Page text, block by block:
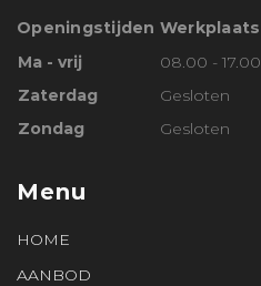
Openingstijden Werkplaats
Ma - vrij
08.00 - 17.00
Zaterdag
Gesloten
Zondag
Gesloten
Menu
HOME
AANBOD